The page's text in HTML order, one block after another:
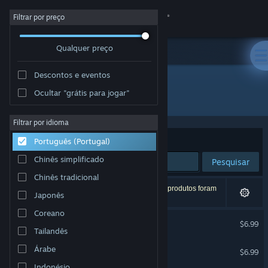
Iniciar sessão
Sobre
Apoio
Alterar idioma
Instala a app móvel do Steam
Ver versão para computadores
Filtrar por preço
Qualquer preço
Descontos e eventos
Ocultar "grátis para jogar"
Filtrar por idioma
Português (Portugal)
Chinês simplificado
Chinês tradicional
Japonês
Coreano
Tailandês
Árabe
Developer: GoBit Games
Ordenar por Relevância
Pesquisar
4 resultados correspondentes à tua pesquisa. 2 produtos foram
excluídos com base nas tuas preferências.
$6.99
$6.99